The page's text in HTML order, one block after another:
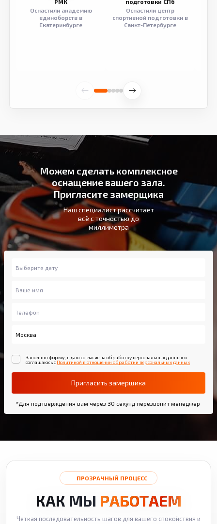
Оснастили академию
единоборств в
Екатеринбурге
Оснастили центр
спортивной подготовки в
Санкт-Петербурге
Можем сделать комплексное
оснащение вашего зала.
Пригласите замерщика
Наш специалист рассчитает
всё с точностью до
миллиметра
Заполняя форму, я даю согласие на обработку персональных данных и
соглашаюсь с Политикой в отношении обработки персональных данных
Пригласить замерщика
*Для подтверждения вам через 30 секунд перезвонит менеджер
ПРОЗРАЧНЫЙ ПРОЦЕСС
КАК МЫ РАБОТАЕМ
Четкая последовательность шагов для вашего спокойствия и